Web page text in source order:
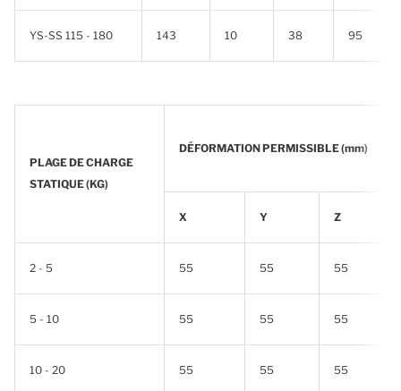
YS-SS 115 - 180 143 10 38 95
PLAGE DE CHARGE
STATIQUE (KG)
DÉFORMATION PERMISSIBLE (mm)
X Y Z
2 - 5 55 55 55
5 - 10 55 55 55
10 - 20 55 55 55